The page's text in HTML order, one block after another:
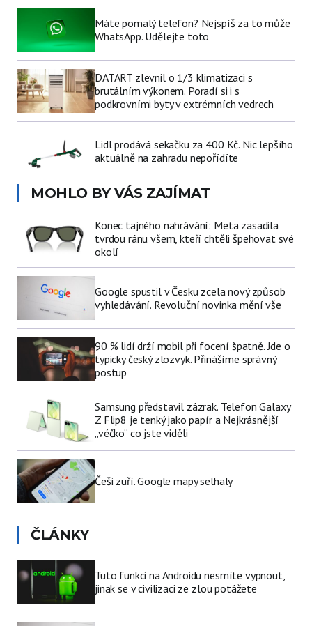
Máte pomalý telefon? Nejspíš za to může
WhatsApp. Udělejte toto
DATART zlevnil o 1/3 klimatizaci s
brutálním výkonem. Poradí si i s
podkrovními byty v extrémních vedrech
Lidl prodává sekačku za 400 Kč. Nic lepšího
aktuálně na zahradu nepořídíte
MOHLO BY VÁS ZAJÍMAT
Konec tajného nahrávání: Meta zasadila
tvrdou ránu všem, kteří chtěli špehovat své
okolí
Google spustil v Česku zcela nový způsob
vyhledávání. Revoluční novinka mění vše
90 % lidí drží mobil při focení špatně. Jde o
typicky český zlozvyk. Přinášíme správný
postup
Samsung představil zázrak. Telefon Galaxy
Z Flip8 je tenký jako papír a Nejkrásnější
„véčko“ co jste viděli
Češi zuří. Google mapy selhaly
ČLÁNKY
Tuto funkci na Androidu nesmíte vypnout,
jinak se v civilizaci ze zlou potážete